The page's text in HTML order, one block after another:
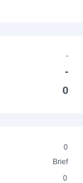
-
-
0
0
Brief
0